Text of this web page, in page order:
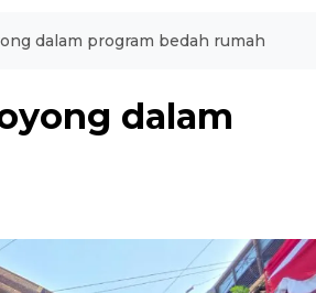
dalam program bedah rumah
dalam